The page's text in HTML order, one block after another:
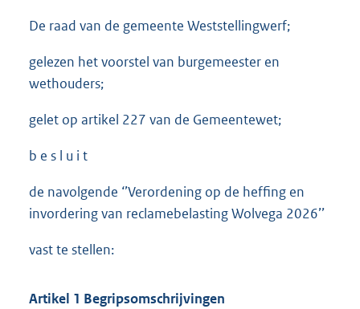
De raad van de gemeente Weststellingwerf;
gelezen het voorstel van burgemeester en
wethouders;
gelet op artikel 227 van de Gemeentewet;
b e s l u i t
de navolgende ‘’Verordening op de heffing en
invordering van reclamebelasting Wolvega 2026’’
vast te stellen:
Artikel 1 Begripsomschrijvingen